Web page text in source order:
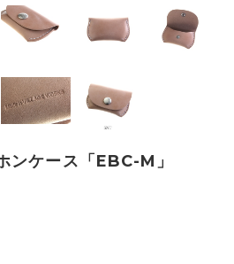
ケース「EBC-M」